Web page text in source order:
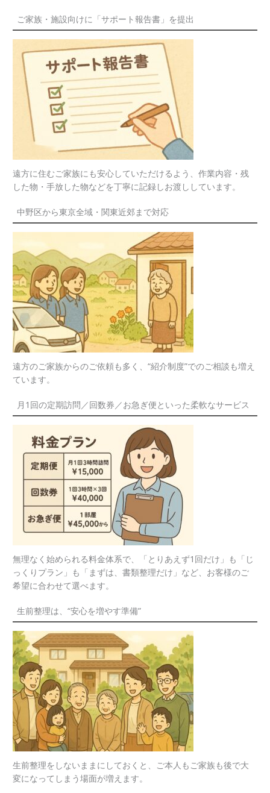
ご家族・施設向けに「サポート報告書」を提出
遠方に住むご家族にも安心していただけるよう、作業内容・残
した物・手放した物などを丁寧に記録しお渡ししています。
中野区から東京全域・関東近郊まで対応
遠方のご家族からのご依頼も多く、“紹介制度”でのご相談も増え
ています。
月1回の定期訪問／回数券／お急ぎ便といった柔軟なサービス
無理なく始められる料金体系で、「とりあえず1回だけ」も「じ
っくりプラン」も「まずは、書類整理だけ」など、お客様のご
希望に合わせて選べます。
生前整理は、“安心を増やす準備”
生前整理をしないままにしておくと、ご本人もご家族も後で大
変になってしまう場面が増えます。